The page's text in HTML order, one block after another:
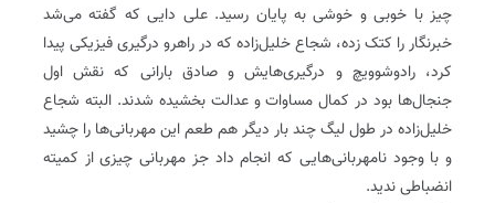
چیز با خوبی و خوشی به پایان رسید. علی دایی که گفته می‌شد
خبرنگار را کتک زده، شجاع خلیل‌زاده که در راهرو درگیری فیزیکی پیدا
کرد، رادوشوویچ و درگیری‌هایش و صادق بارانی که نقش اول
جنجال‌ها بود در کمال مساوات و عدالت بخشیده شدند. البته شجاع
خلیل‌زاده در طول لیگ چند بار دیگر هم طعم این مهربانی‌ها را چشید
و با وجود نامهربانی‌هایی که انجام داد جز مهربانی چیزی از کمیته
انضباطی ندید.